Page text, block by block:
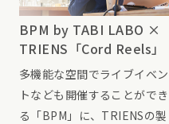
BPM by TABI LABO ×
TRIENS「Cord Reels」
多機能な空間でライブイベン
トなども開催することができ
る「BPM」に、TRIENSの製